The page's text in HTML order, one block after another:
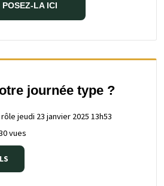
POSEZ-LA ICI
journée type ?
jeudi 23 janvier 2025 13h53
vues